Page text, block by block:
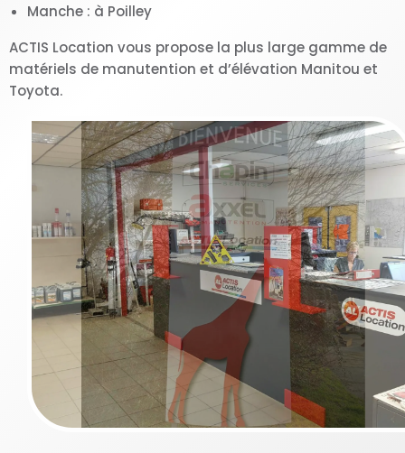
Manche : à Poilley
ACTIS Location vous propose la plus large gamme de
matériels de manutention et d’élévation Manitou et
Toyota.